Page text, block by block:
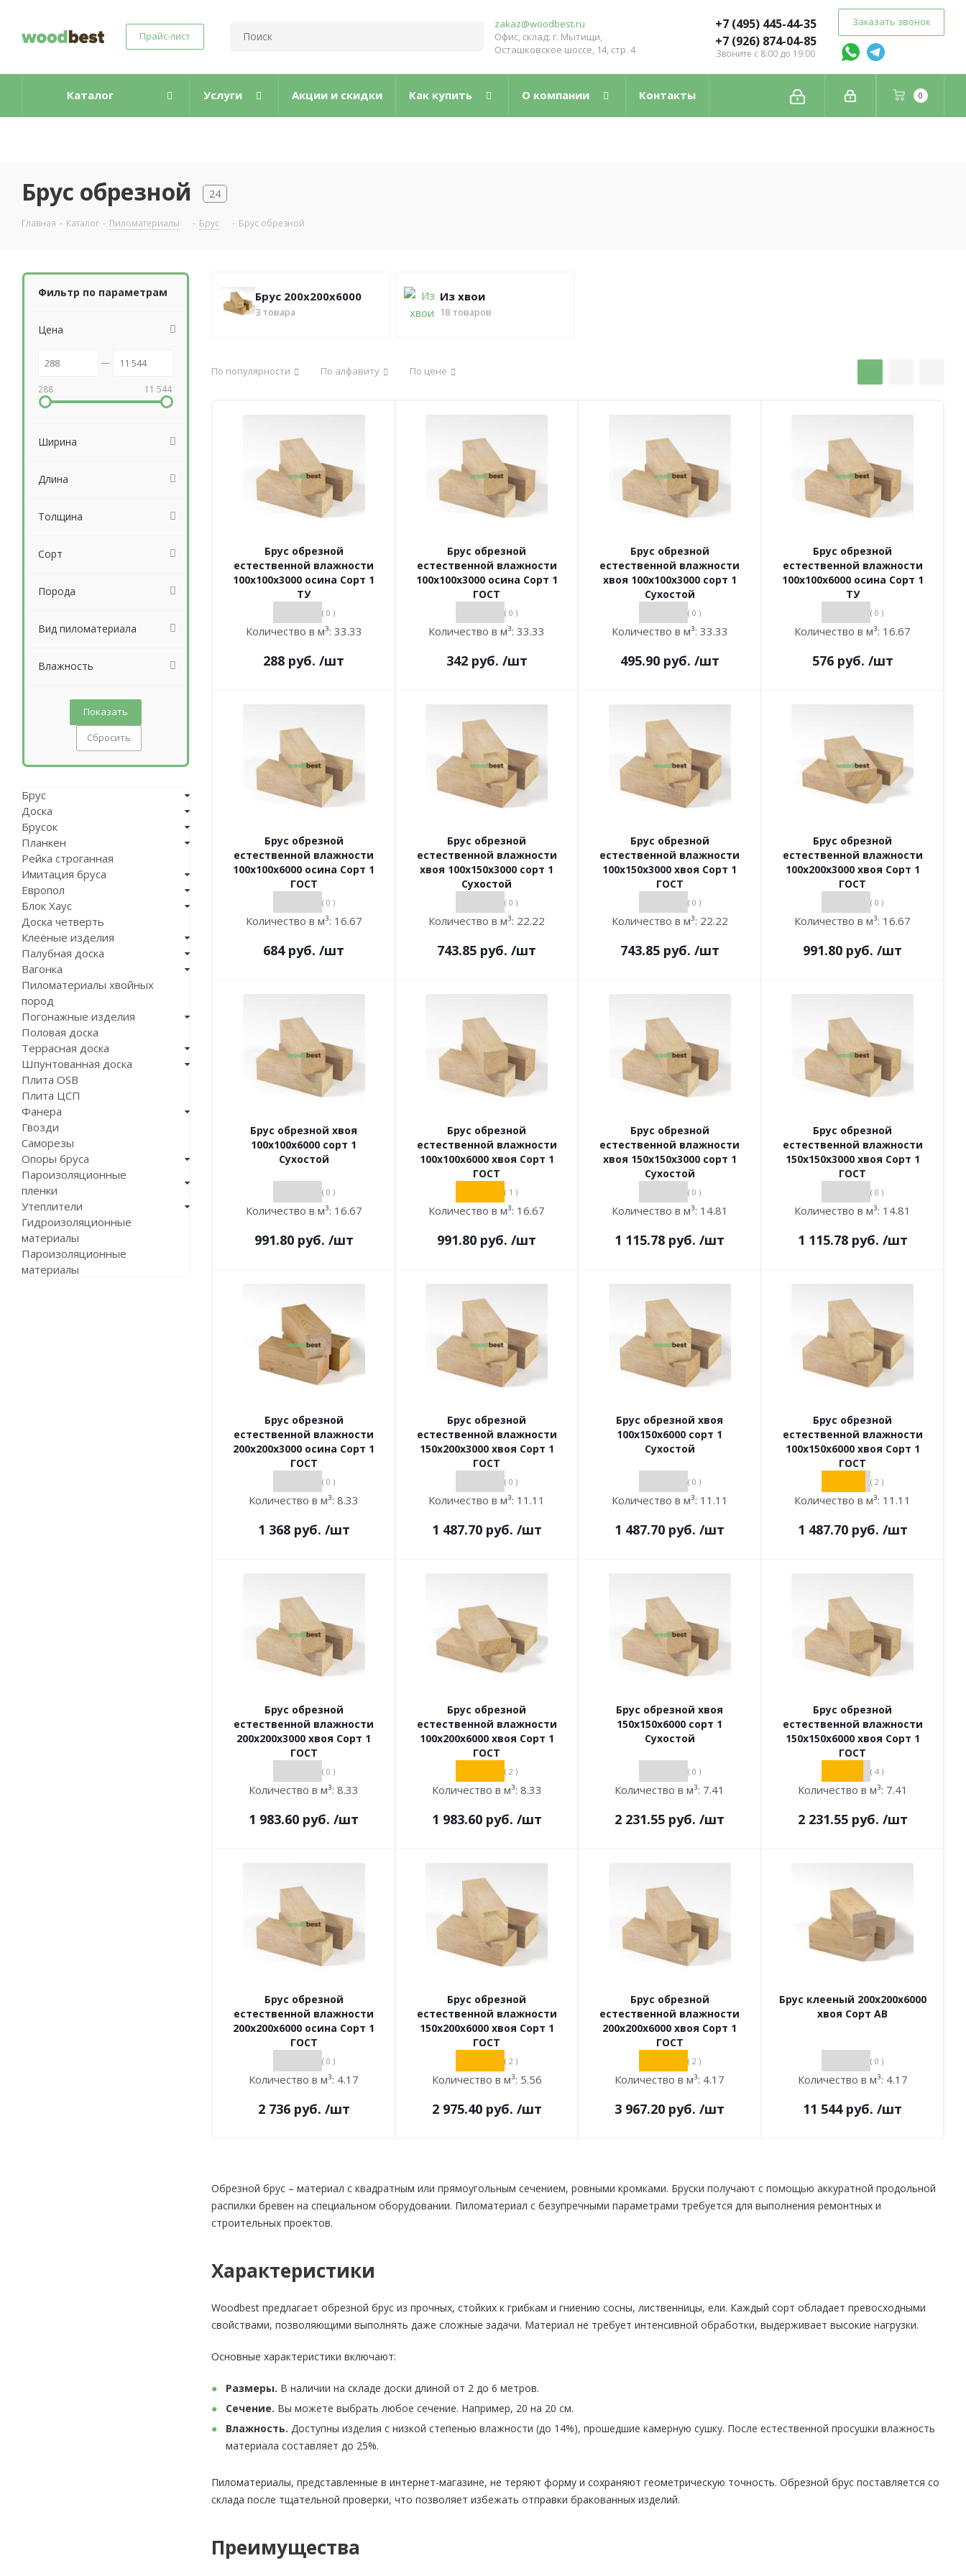
Прайс-лист
zakaz@woodbest.ru
Офис, склад: г. Мытищи,
Осташковское шоссе, 14, стр. 4
+7 (495) 445-44-35
+7 (926) 874-04-85
Звоните с 8:00 до 19:00
Заказать звонок
0
Каталог Услуги Акции и скидки Как купить О компании Контакты
Брус обрезной 24
Главная - Каталог - Пиломатериалы - Брус - Брус обрезной
Брус 200х200х6000
3 товара
Из хвои
18 товаров
По популярности По алфавиту По цене
Брус обрезной
естественной влажности
100х100х3000 осина Сорт 1
ТУ
( 0 )
Количество в м³: 33.33
288 руб. /шт
Брус обрезной
естественной влажности
100х100х3000 осина Сорт 1
ГОСТ
( 0 )
Количество в м³:33.33
342руб. /шт
Брус обрезной
естественной влажности
хвоя 100х100х3000 сорт 1
Сухостой
( 0 )
Количество в м³: 33.33
495.90руб. /шт
Брус обрезной
естественной влажности
100х100х6000 осина Сорт 1
ТУ
( 0 )
Количество в м³: 16.67
576руб. /шт
Брус обрезной
естественной влажности
100х100х6000 осина Сорт 1
ГОСТ
( 0 )
Количество в м³: 16.67
684руб. /шт
Брус обрезной
естественной влажности
хвоя 100х150х3000 сорт 1
Сухостой
( 0 )
Количество в м³: 22.22
743.85 руб. /шт
Брус обрезной
естественной влажности
100х150х3000 хвоя Сорт 1
ГОСТ
( 0 )
Количество в м³: 22.22
743.85руб. /шт
Брус обрезной
естественной влажности
100х200х3000 хвоя Сорт 1
ГОСТ
( 0 )
Количество в м³: 16.67
991.80 руб. /шт
Брус обрезной хвоя
100х100х6000 сорт 1
Сухостой
( 0 )
Количество в м³: 16.67
991.80руб. /шт
Брус обрезной
естественной влажности
100х100х6000 хвоя Сорт 1
ГОСТ
( 1 )
Количество в м³: 16.67
991.80 руб. /шт
Брус обрезной
естественной влажности
хвоя 150х150х3000 сорт 1
Сухостой
( 0 )
Количество в м³: 14.81
1 115.78 руб. /шт
Брус обрезной
естественной влажности
150х150х3000 хвоя Сорт 1
ГОСТ
( 0 )
Количество в м³: 14.81
1 115.78руб. /шт
Брус обрезной
естественной влажности
200х200х3000 осина Сорт 1
ГОСТ
( 0 )
Количество в м³:8.33
1 368руб. /шт
Брус обрезной
естественной влажности
150х200х3000 хвоя Сорт 1
ГОСТ
( 0 )
Количество в м³: 11.11
1 487.70руб. /шт
Брус обрезной хвоя
100х150х6000 сорт 1
Сухостой
( 0 )
Количество в м³: 11.11
1 487.70 руб. /шт
Брус обрезной
естественной влажности
100х150х6000 хвоя Сорт 1
ГОСТ
( 2 )
Количество в м³: 11.11
1 487.70руб. /шт
Брус обрезной
естественной влажности
200х200х3000 хвоя Сорт 1
ГОСТ
( 0 )
Количество в м³:8.33
1 983.60 руб. /шт
Брус обрезной
естественной влажности
100х200х6000 хвоя Сорт 1
ГОСТ
( 2 )
Количество в м³: 8.33
1 983.60руб. /шт
Брус обрезной хвоя
150х150х6000 сорт 1
Сухостой
( 0 )
Количество в м³: 7.41
2 231.55 руб. /шт
Брус обрезной
естественной влажности
150х150х6000 хвоя Сорт 1
ГОСТ
( 4 )
Количество в м³: 7.41
2 231.55руб. /шт
Брус обрезной
естественной влажности
200х200х6000 осина Сорт 1
ГОСТ
( 0 )
Количество в м³: 4.17
2 736руб. /шт
Брус обрезной
естественной влажности
150х200х6000 хвоя Сорт 1
ГОСТ
( 2 )
Количество в м³: 5.56
2 975.40руб. /шт
Брус обрезной
естественной влажности
200х200х6000 хвоя Сорт 1
ГОСТ
( 2 )
Количество в м³: 4.17
3 967.20 руб. /шт
Брус клееный 200х200х6000
хвоя Сорт АВ
( 0 )
Количество в м³: 4.17
11 544руб. /шт
Обрезной брус – материал с квадратным или прямоугольным сечением, ровными кромками. Бруски получают с помощью аккуратной продольной
распилки бревен на специальном оборудовании. Пиломатериал с безупречными параметрами требуется для выполнения ремонтных и
строительных проектов.
Характеристики
Woodbest предлагает обрезной брус из прочных, стойких к грибкам и гниению сосны, лиственницы, ели. Каждый сорт обладает превосходными
свойствами, позволяющими выполнять даже сложные задачи. Материал не требует интенсивной обработки, выдерживает высокие нагрузки.
Основные характеристики включают:
Размеры. В наличии на складе доски длиной от 2 до 6 метров.
Сечение. Вы можете выбрать любое сечение. Например, 20 на 20 см.
Влажность. Доступны изделия с низкой степенью влажности (до 14%), прошедшие камерную сушку. После естественной просушки влажность
материала составляет до 25%.
Пиломатериалы, представленные в интернет-магазине, не теряют форму и сохраняют геометрическую точность. Обрезной брус поставляется со
склада после тщательной проверки, что позволяет избежать отправки бракованных изделий.
Преимущества
Фильтр по параметрам
Цена
288 11 544
Ширина
Длина
Толщина
Сорт
Порода
Вид пиломатериала
Влажность
Сбросить
Брус
Доска
Брусок
Планкен
Рейка строганная
Имитация бруса
Европол
Блок Хаус
Доска четверть
Клеёные изделия
Палубная доска
Вагонка
Пиломатериалы хвойных
пород
Погонажные изделия
Половая доска
Террасная доска
Шпунтованная доска
Плита OSB
Плита ЦСП
Фанера
Гвозди
Саморезы
Опоры бруса
Пароизоляционные
пленки
Утеплители
Гидроизоляционные
материалы
Пароизоляционные
материалы